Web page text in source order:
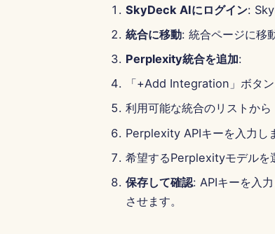
SkyDeck AIにログイン:
統合に移動: 統合ページに移
Perplexity統合を追加:
「+Add Integration」ボタン
利用可能な統合のリストか
Perplexity APIキーを入力し
希望するPerplexityモデルを
保存して確認: APIキーを入
させます。